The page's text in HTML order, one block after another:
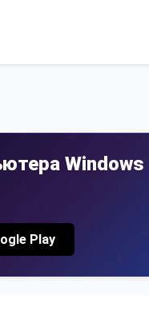
Windows
Play